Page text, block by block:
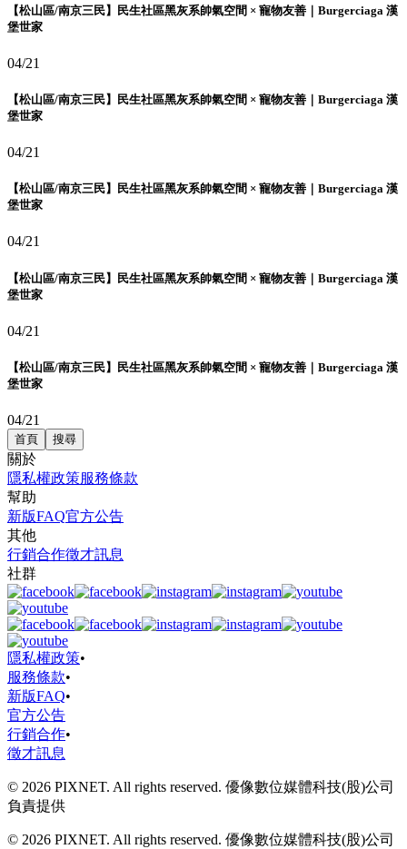
【松山區/南京三民】民生社區黑灰系帥氣空間 × 寵物友善｜Burgerciaga 漢
堡世家
04/21
【松山區/南京三民】民生社區黑灰系帥氣空間 × 寵物友善｜Burgerciaga 漢
堡世家
04/21
【松山區/南京三民】民生社區黑灰系帥氣空間 × 寵物友善｜Burgerciaga 漢
堡世家
04/21
【松山區/南京三民】民生社區黑灰系帥氣空間 × 寵物友善｜Burgerciaga 漢
堡世家
04/21
【松山區/南京三民】民生社區黑灰系帥氣空間 × 寵物友善｜Burgerciaga 漢
堡世家
04/21
首頁 搜尋
關於
隱私權政策服務條款
幫助
新版FAQ官方公告
其他
行銷合作徵才訊息
社群
隱私權政策•
服務條款•
新版FAQ•
官方公告
行銷合作•
徵才訊息
© 2026 PIXNET. All rights reserved. 優像數位媒體科技(股)公司
負責提供
© 2026 PIXNET. All rights reserved. 優像數位媒體科技(股)公司